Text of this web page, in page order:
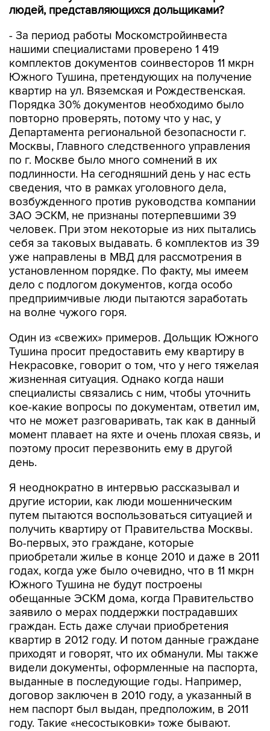
людей, представляющихся дольщиками?
- За период работы Москомстройинвеста
нашими специалистами проверено 1 419
комплектов документов соинвесторов 11 мкрн
Южного Тушина, претендующих на получение
квартир на ул. Вяземская и Рождественская.
Порядка 30% документов необходимо было
повторно проверять, потому что у нас, у
Департамента региональной безопасности г.
Москвы, Главного следственного управления
по г. Москве было много сомнений в их
подлинности. На сегодняшний день у нас есть
сведения, что в рамках уголовного дела,
возбужденного против руководства компании
ЗАО ЭСКМ, не признаны потерпевшими 39
человек. При этом некоторые из них пытались
себя за таковых выдавать. 6 комплектов из 39
уже направлены в МВД для рассмотрения в
установленном порядке. По факту, мы имеем
дело с подлогом документов, когда особо
предприимчивые люди пытаются заработать
на волне чужого горя.
Один из «свежих» примеров. Дольщик Южного
Тушина просит предоставить ему квартиру в
Некрасовке, говорит о том, что у него тяжелая
жизненная ситуация. Однако когда наши
специалисты связались с ним, чтобы уточнить
кое-какие вопросы по документам, ответил им,
что не может разговаривать, так как в данный
момент плавает на яхте и очень плохая связь, и
поэтому просит перезвонить ему в другой
день.
Я неоднократно в интервью рассказывал и
другие истории, как люди мошенническим
путем пытаются воспользоваться ситуацией и
получить квартиру от Правительства Москвы.
Во-первых, это граждане, которые
приобретали жилье в конце 2010 и даже в 2011
годах, когда уже было очевидно, что в 11 мкрн
Южного Тушина не будут построены
обещанные ЭСКМ дома, когда Правительство
заявило о мерах поддержки пострадавших
граждан. Есть даже случаи приобретения
квартир в 2012 году. И потом данные граждане
приходят и говорят, что их обманули. Мы также
видели документы, оформленные на паспорта,
выданные в последующие годы. Например,
договор заключен в 2010 году, а указанный в
нем паспорт был выдан, предположим, в 2011
году. Такие «несостыковки» тоже бывают.